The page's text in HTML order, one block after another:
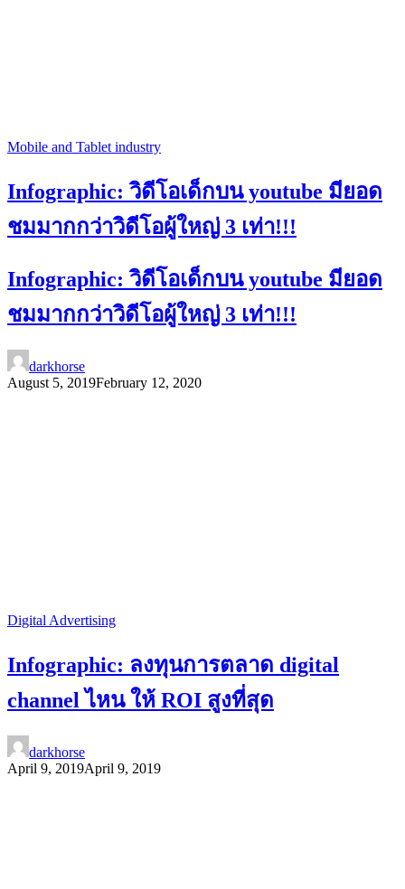
Mobile and Tablet industry
Infographic: วิดีโอเด็กบน youtube มียอด
ชมมากกว่าวิดีโอผู้ใหญ่ 3 เท่า!!!
Infographic: วิดีโอเด็กบน youtube มียอด
ชมมากกว่าวิดีโอผู้ใหญ่ 3 เท่า!!!
darkhorse
August 5, 2019February 12, 2020
Digital Advertising
Infographic: ลงทุนการตลาด digital
channel ไหน ให้ ROI สูงที่สุด
darkhorse
April 9, 2019April 9, 2019